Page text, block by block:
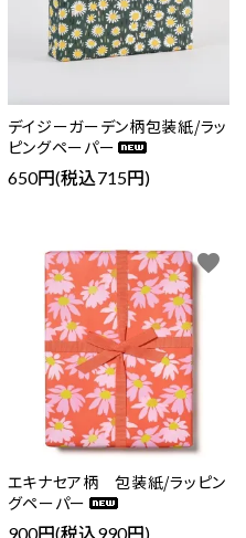
デイジーガーデン柄包装紙/ラッ
ピングペーパー
650円(税込715円)
エキナセア柄 包装紙/ラッピン
グペーパー
900円(税込990円)
favorite